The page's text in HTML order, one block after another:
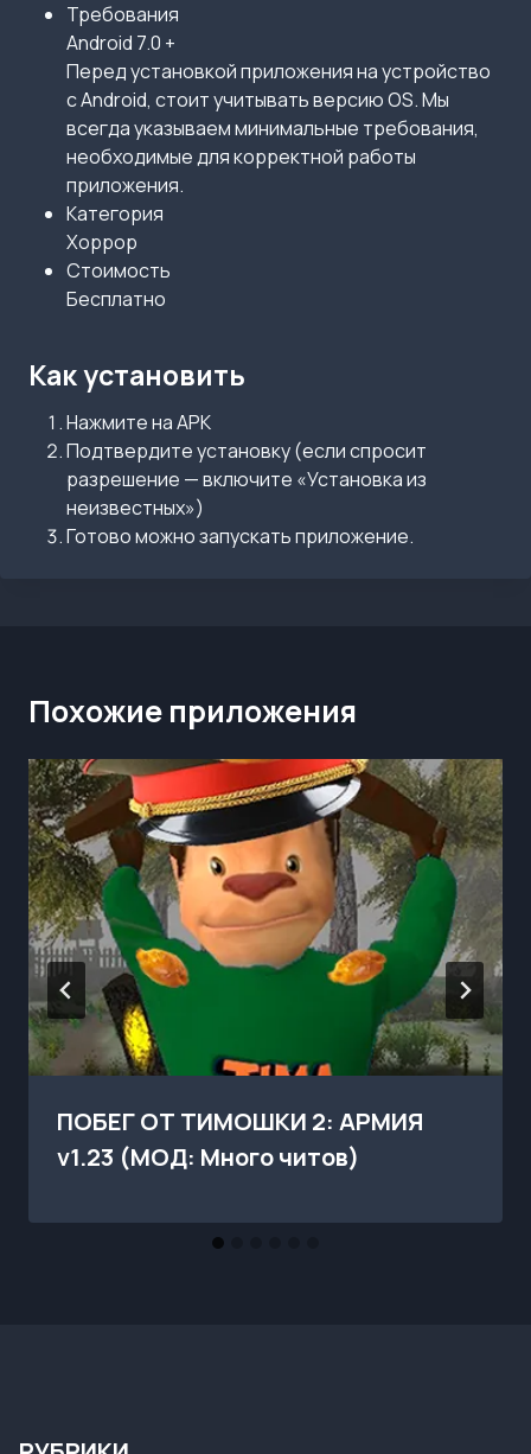
Требования
Android 7.0 +
Перед установкой приложения на устройство
с Android, стоит учитывать версию OS. Мы
всегда указываем минимальные требования,
необходимые для корректной работы
приложения.
Категория
Хоррор
Стоимость
Бесплатно
Как установить
Нажмите на APK
Подтвердите установку (если спросит
разрешение — включите «Установка из
неизвестных»)
Готово можно запускать приложение.
Похожие приложения
ПОБЕГ ОТ ТИМОШКИ 2: АРМИЯ
v1.23 (МОД: Много читов)